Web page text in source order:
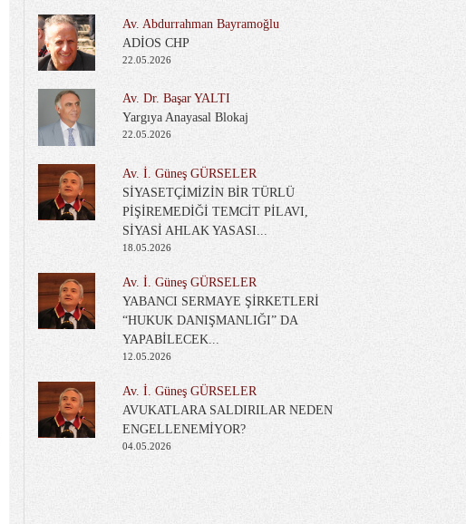
Av. Abdurrahman Bayramoğlu
ADİOS CHP
22.05.2026
Av. Dr. Başar YALTI
Yargıya Anayasal Blokaj
22.05.2026
Av. İ. Güneş GÜRSELER
SİYASETÇİMİZİN BİR TÜRLÜ
PİŞİREMEDİĞİ TEMCİT PİLAVI,
SİYASİ AHLAK YASASI...
18.05.2026
Av. İ. Güneş GÜRSELER
YABANCI SERMAYE ŞİRKETLERİ
“HUKUK DANIŞMANLIĞI” DA
YAPABİLECEK...
12.05.2026
Av. İ. Güneş GÜRSELER
AVUKATLARA SALDIRILAR NEDEN
ENGELLENEMİYOR?
04.05.2026